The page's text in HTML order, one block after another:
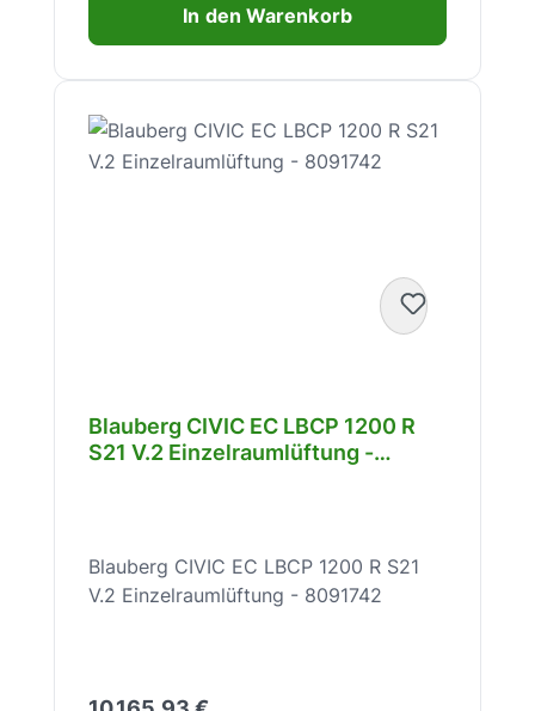
In den Warenkorb
Blauberg CIVIC EC LBCP 1200 R
S21 V.2 Einzelraumlüftung -
Blauberg CIVIC EC LBCP 1200 R S21
V.2 Einzelraumlüftung - 8091742